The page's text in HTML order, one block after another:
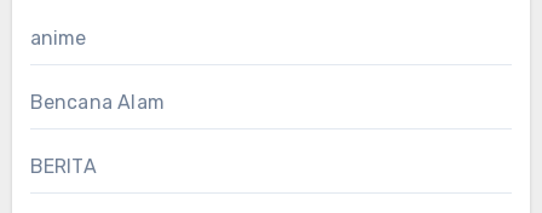
anime
Bencana Alam
BERITA